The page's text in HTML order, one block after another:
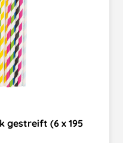
gestreift (6 x 195